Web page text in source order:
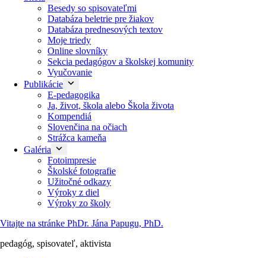
Besedy so spisovateľmi
Databáza beletrie pre žiakov
Databáza prednesových textov
Moje triedy
Online slovníky
Sekcia pedagógov a školskej komunity
Vyučovanie
Publikácie
E-pedagogika
Ja, život, škola alebo Škola života
Kompendiá
Slovenčina na očiach
Strážca kameňa
Galéria
Fotoimpresie
Školské fotografie
Užitočné odkazy
Výroky z diel
Výroky zo školy
Vitajte na stránke PhDr. Jána Papugu, PhD.
pedagóg, spisovateľ, aktivista